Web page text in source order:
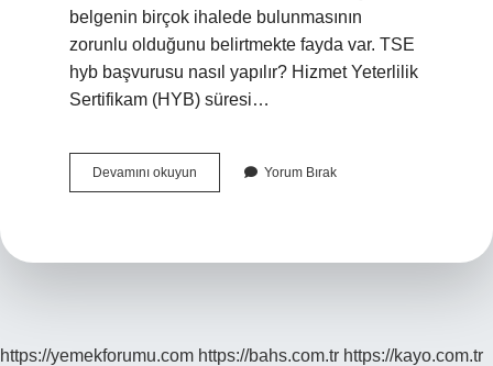
belgenin birçok ihalede bulunmasının
zorunlu olduğunu belirtmekte fayda var. TSE
hyb başvurusu nasıl yapılır? Hizmet Yeterlilik
Sertifikam (HYB) süresi…
Devamını okuyun
Belgesi
Yorum Bırak
https://yemekforumu.com https://bahs.com.tr https://kayo.com.tr